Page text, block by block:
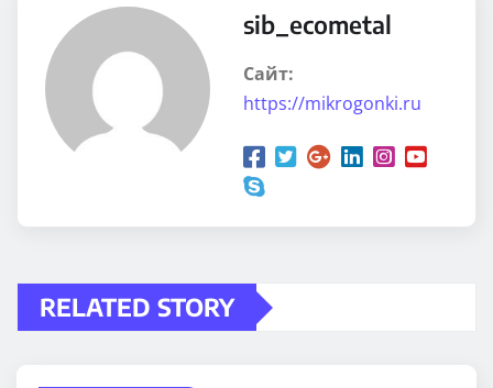
sib_ecometal
Сайт:
https://mikrogonki.ru
RELATED STORY